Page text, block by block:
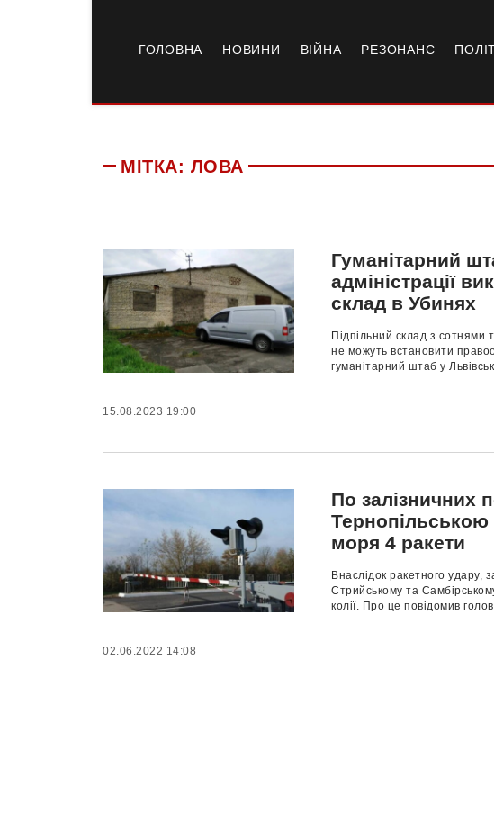
ГОЛОВНА НОВИНИ ВІЙНА РЕЗОНАНС
МІТКА: ЛОВА
Гуманітарний
адміністрації
склад в Убинях
Підпільний склад з сотнями
не можуть встановити
гуманітарний штаб у
15.08.2023 19:00
По залізничних
Тернопільською
моря 4 ракети
Внаслідок ракетного удару,
Стрийському та
колії. Про це повідомив
02.06.2022 14:08